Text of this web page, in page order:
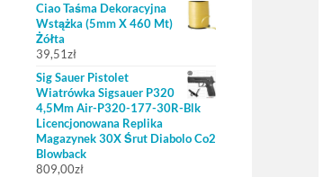
Ciao Taśma Dekoracyjna
Wstążka (5mm X 460 Mt)
Żółta
39,51zł
Sig Sauer Pistolet
Wiatrówka Sigsauer P320
4,5Mm Air-P320-177-30R-Blk
Licencjonowana Replika
Magazynek 30X Śrut Diabolo Co2
Blowback
809,00zł